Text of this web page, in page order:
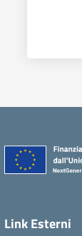
Link Esterni